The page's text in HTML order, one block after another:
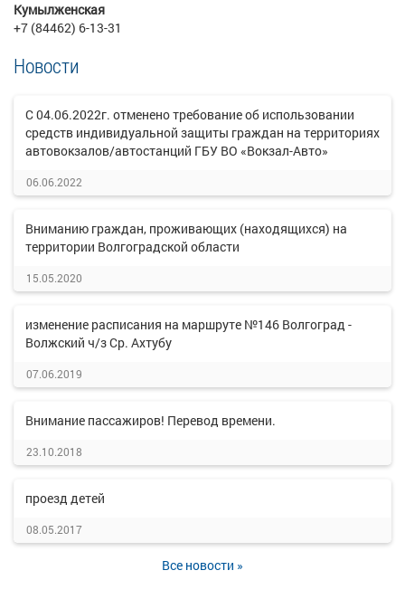
Кумылженская
+7 (84462) 6-13-31
Новости
С 04.06.2022г. отменено требование об использовании
средств индивидуальной защиты граждан на территориях
автовокзалов/автостанций ГБУ ВО «Вокзал-Авто»
06.06.2022
Вниманию граждан, проживающих (находящихся) на
территории Волгоградской области
15.05.2020
изменение расписания на маршруте №146 Волгоград -
Волжский ч/з Ср. Ахтубу
07.06.2019
Внимание пассажиров! Перевод времени.
23.10.2018
проезд детей
08.05.2017
Все новости »